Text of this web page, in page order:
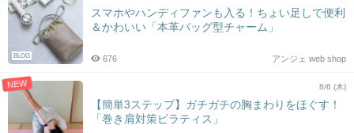
BLOG
スマホやハンディファンも入る！ちょい足しで便利
＆かわいい「本革バッグ型チャーム」
アンジェ web shop
676
NEW 8/6 (木)
【簡単3ステップ】ガチガチの胸まわりをほぐす！
「巻き肩対策ピラティス」